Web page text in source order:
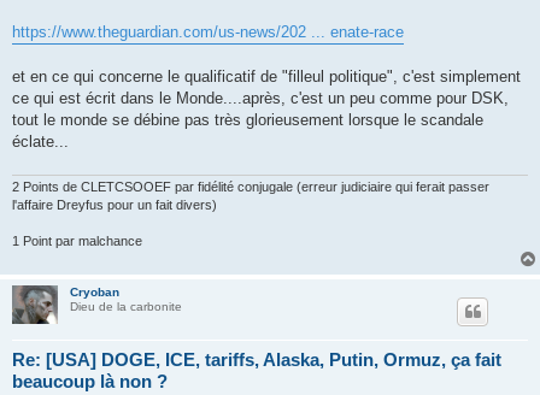
https://www.theguardian.com/us-news/202 ... enate-race
et en ce qui concerne le qualificatif de "filleul politique", c'est simplement
ce qui est écrit dans le Monde....après, c'est un peu comme pour DSK,
tout le monde se débine pas très glorieusement lorsque le scandale
éclate...
2 Points de CLETCSOOEF par fidélité conjugale (erreur judiciaire qui ferait passer
l'affaire Dreyfus pour un fait divers)
1 Point par malchance
Cryoban
Dieu de la carbonite
Re: [USA] DOGE, ICE, tariffs, Alaska, Putin, Ormuz, ça fait
beaucoup là non ?